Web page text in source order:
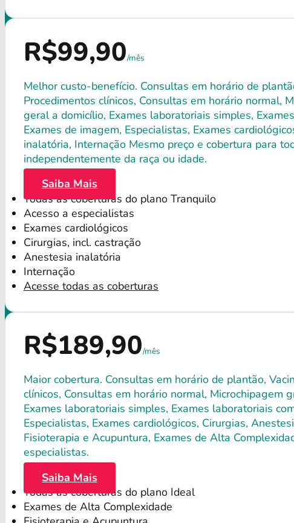
R$99,90/mês
Melhor custo-benefício. Consultas em horário de
Procedimentos clínicos, Consultas em horário normal,
geral a domicílio, Exames laboratoriais simples,
Exames de imagem, Especialistas, Exames
inalatória, Internação Mesmo preço e cobertura para
independentemente da raça ou idade.
Saiba Mais
Todas as coberturas do plano Tranquilo
Acesso a especialistas
Exames cardiológicos
Cirurgias, incl. castração
Anestesia inalatória
Internação
Acesse todas as coberturas
R$189,90/mês
Maior cobertura. Consultas em horário de plantão,
clínicos, Consultas em horário normal, Microchipagem
Exames laboratoriais simples, Exames laboratoriais
Especialistas, Exames cardiológicos, Cirurgias,
Fisioterapia e Acupuntura, Exames de Alta
especialistas.
Saiba Mais
Todas as coberturas do plano Ideal
Exames de Alta Complexidade